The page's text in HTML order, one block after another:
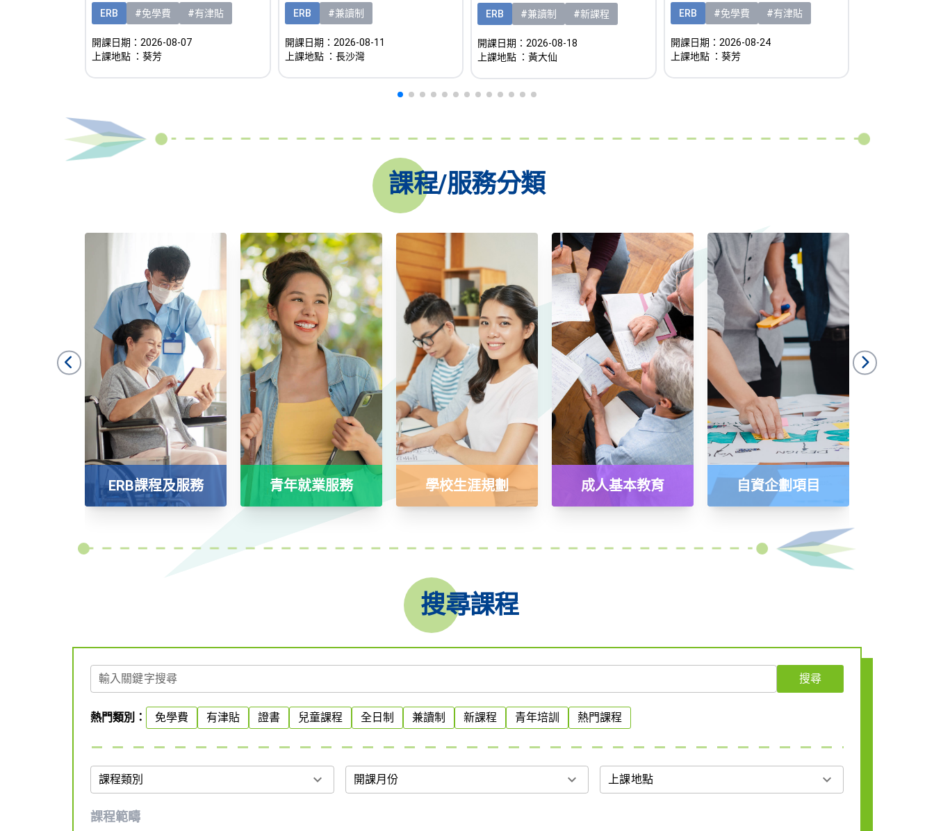
ERB #免學費 #有津貼
開課日期：2026-08-07
上課地點 ：葵芳
ERB #兼讀制
開課日期：2026-08-11
上課地點：長沙灣
ERB #兼讀制 #新課程
開課日期：2026-08-18
上課地點 ：黃大仙
ERB #免學費 #有津貼
開課日期：2026-08-24
上課地點：葵芳
課程/服務分類
ERB課程及服務 青年就業服務 學校生涯規劃 成人基本教育 自資企劃項目
搜尋課程
輸入關鍵字搜尋 搜尋
熱門類別： 免學費 有津貼 證書 兒童課程 全日制 兼讀制 新課程 青年培訓 熱門課程
課程類別 expand_more 開課月份 expand_more 上課地點 expand_more
課程範疇